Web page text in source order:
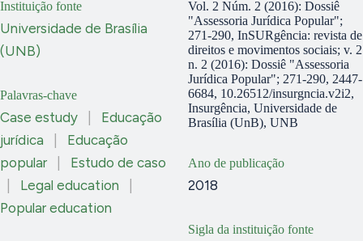
Instituição fonte
Universidade de Brasília
(UNB)
Palavras-chave
Case estudy
Educação
jurídica
Educação
popular
Estudo de caso
Legal education
Popular education
Vol. 2 Núm. 2 (2016): Dossiê
"Assessoria Jurídica Popular";
271-290, InSURgência: revista de
direitos e movimentos sociais; v. 2
n. 2 (2016): Dossiê "Assessoria
Jurídica Popular"; 271-290, 2447-
6684, 10.26512/insurgncia.v2i2,
Insurgência, Universidade de
Brasília (UnB), UNB
Ano de publicação
2018
Sigla da instituição fonte